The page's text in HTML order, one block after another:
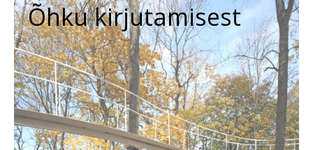
Õhku kirjutamisest